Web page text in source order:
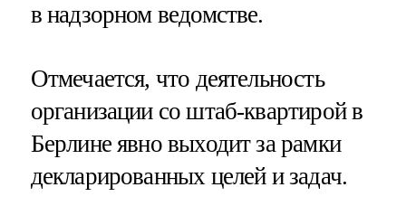
в надзорном ведомстве.
Отмечается, что деятельность
организации со штаб-квартирой в
Берлине явно выходит за рамки
декларированных целей и задач.